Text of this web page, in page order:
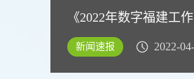
《2022年数字福建工
新闻速报 2022-